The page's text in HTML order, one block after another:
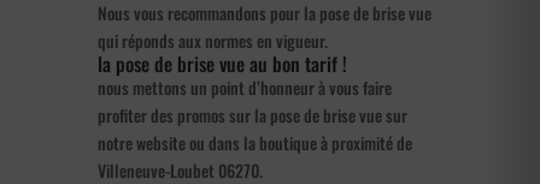
Nous vous recommandons pour la pose de brise vue
qui réponds aux normes en vigueur.
la pose de brise vue au bon tarif !
nous mettons un point d’honneur à vous faire
profiter des promos sur la pose de brise vue sur
notre website ou dans la boutique à proximité de
Villeneuve-Loubet 06270.